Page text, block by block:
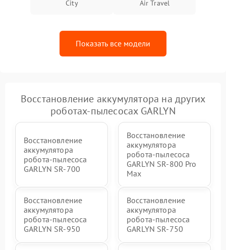
City
Air Travel
Показать все модели
Восстановление аккумулятора на других
роботах-пылесосах GARLYN
Восстановление
аккумулятора
робота-пылесоса
GARLYN SR-700
Восстановление
аккумулятора
робота-пылесоса
GARLYN SR-800 Pro
Max
Восстановление
аккумулятора
робота-пылесоса
GARLYN SR-950
Восстановление
аккумулятора
робота-пылесоса
GARLYN SR-750